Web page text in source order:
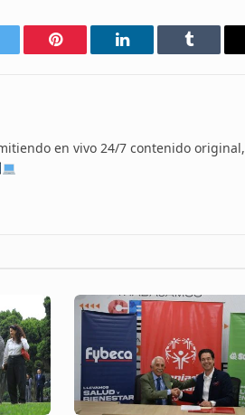
Pinterest LinkedIn Tumblr
en vivo 24/7 contenido original,